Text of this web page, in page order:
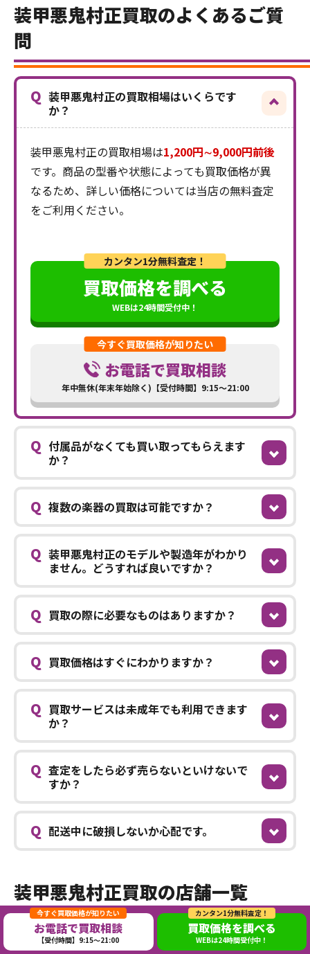
今すぐ買取価格が知りたい
お電話で買取相談
【受付時間】9:15～21:00
カンタン1分無料査定！
買取価格を調べる
WEBは24時間受付中！
装甲悪鬼村正買取のよくあるご質
問
Q 装甲悪鬼村正の買取相場はいくらです
か？
装甲悪鬼村正の買取相場は1,200円∼9,000円前後
です。商品の型番や状態によっても買取価格が異
なるため、詳しい価格については当店の無料査定
をご利用ください。
カンタン1分無料査定！
買取価格を調べる
WEBは24時間受付中！
今すぐ買取価格が知りたい
お電話で買取相談
年中無休(年末年始除く)【受付時間】9:15～21:00
Q 付属品がなくても買い取ってもらえます
か？
Q 複数の楽器の買取は可能ですか？
Q 装甲悪鬼村正のモデルや製造年がわかり
ません。どうすれば良いですか？
Q 買取の際に必要なものはありますか？
Q 買取価格はすぐにわかりますか？
Q 買取サービスは未成年でも利用できます
か？
Q 査定をしたら必ず売らないといけないで
すか？
Q 配送中に破損しないか心配です。
装甲悪鬼村正買取の店舗一覧